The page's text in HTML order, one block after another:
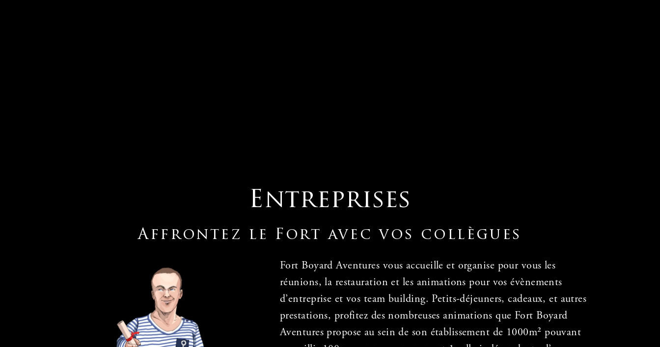
Entreprises
Affrontez le Fort avec vos collègues
Fort Boyard Aventures vous accueille et organise pour vous les
réunions, la restauration et les animations pour vos évènements
d’entreprise et vos team building. Petits-déjeuners, cadeaux, et autres
prestations, profitez des nombreuses animations que Fort Boyard
Aventures propose au sein de son établissement de 1000m² pouvant